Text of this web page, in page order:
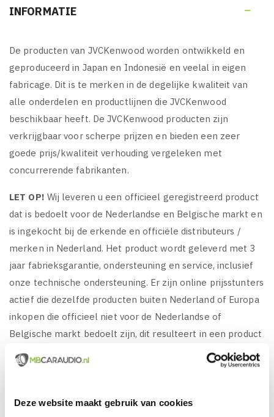
Deze website maakt gebruik van cookies
INFORMATIE 
De producten van JVCKenwood worden ontwikkeld en
geproduceerd in Japan en Indonesië en veelal in eigen
fabricage. Dit is te merken in de degelijke kwaliteit van
alle onderdelen en productlijnen die JVCKenwood
beschikbaar heeft. De JVCKenwood producten zijn
verkrijgbaar voor scherpe prijzen en bieden een zeer
goede prijs/kwaliteit verhouding vergeleken met
concurrerende fabrikanten.
LET OP! Wij leveren u een officieel geregistreerd product
dat is bedoelt voor de Nederlandse en Belgische markt en
is ingekocht bij de erkende en officiële distributeurs /
merken in Nederland. Het product wordt geleverd met 3
jaar fabrieksgarantie, ondersteuning en service, inclusief
onze technische ondersteuning. Er zijn online prijsstunters
actief die dezelfde producten buiten Nederland of Europa
inkopen die officieel niet voor de Nederlandse of
Belgische markt bedoelt zijn, dit resulteert in een product
die iets voordeliger is maar die niet te registeren is voor
een verlengde garantie, een firmware of kaartupdate en
technische reparatie dienst kan worden verleend, u wordt